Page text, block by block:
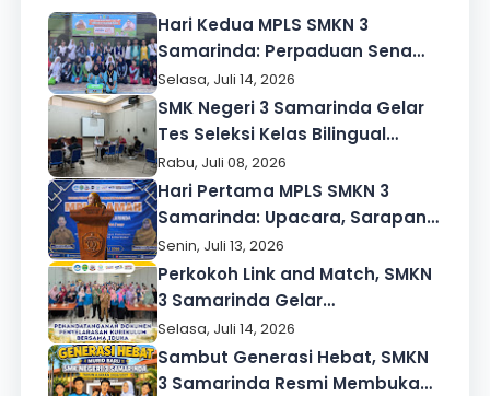
Hari Kedua MPLS SMKN 3
Samarinda: Perpaduan Senam,
Tes Kebugaran, dan Penguatan
Karakter
Selasa, Juli 14, 2026
SMK Negeri 3 Samarinda Gelar
Tes Seleksi Kelas Bilingual
Cetak Lulusan Berdaya Saing
Global
Rabu, Juli 08, 2026
Hari Pertama MPLS SMKN 3
Samarinda: Upacara, Sarapan
Bersama, hingga Pengenalan
Digital
Senin, Juli 13, 2026
Perkokoh Link and Match, SMKN
3 Samarinda Gelar
Penyelarasan Kurikulum Satuan
Pendidikan dengan Industri
Dunia Kerja
Selasa, Juli 14, 2026
Sambut Generasi Hebat, SMKN
3 Samarinda Resmi Membuka